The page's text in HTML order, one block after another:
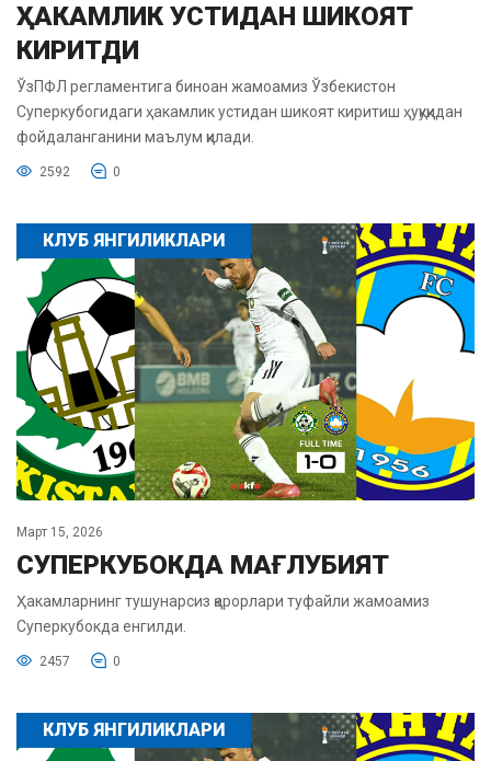
ҲАКАМЛИК УСТИДАН ШИКОЯТ
КИРИТДИ
ЎзПФЛ регламентига биноан жамоамиз Ўзбекистон
Суперкубогидаги ҳакамлик устидан шикоят киритиш ҳуқуқидан
фойдаланганини маълум қилади.
2592 0
КЛУБ ЯНГИЛИКЛАРИ
Март 15, 2026
СУПЕРКУБОКДА МАҒЛУБИЯТ
Ҳакамларнинг тушунарсиз қарорлари туфайли жамоамиз
Суперкубокда енгилди.
2457 0
КЛУБ ЯНГИЛИКЛАРИ